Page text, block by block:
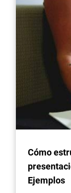
Cómo
Ejemplos